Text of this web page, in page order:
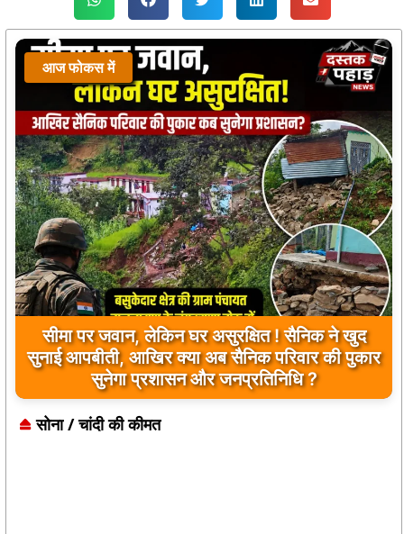
आज फोकस में
प्रतीक्षालय बना ‘पार्किंग’, बाइकर्स युवाओं के सिविक सेंस
पर उठे सवाल
सोना / चांदी की कीमत